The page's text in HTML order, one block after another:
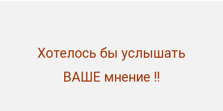
Хотелось бы услышать
ВАШЕ мнение !!